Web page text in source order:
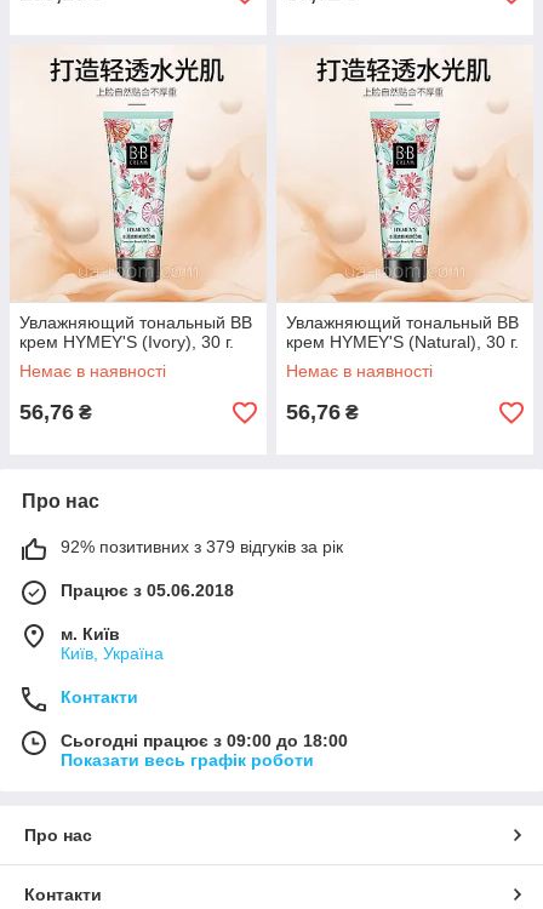
Увлажняющий тональный BB
крем HYMEY'S (Ivory), 30 г.
Немає в наявності
56,76 ₴
Увлажняющий тональный BB
крем HYMEY'S (Natural), 30 г.
Немає в наявності
56,76 ₴
Про нас
92% позитивних з 379 відгуків за рік
Працює з 05.06.2018
м. Київ
Київ, Україна
Контакти
Сьогодні працює з 09:00 до 18:00
Показати весь графік роботи
Про нас
Контакти